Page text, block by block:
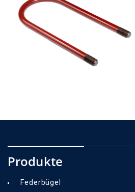
Produkte
Federbügel